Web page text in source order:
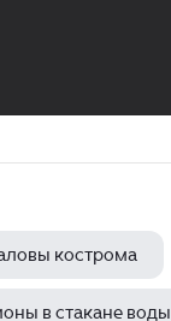
кострома
в стакане воды